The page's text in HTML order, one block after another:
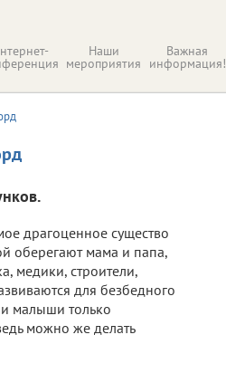
Наши
мероприятия
Важная
информация!
драгоценное существо
оберегают мама и папа,
медики, строители,
для безбедного
малыши только
можно же делать